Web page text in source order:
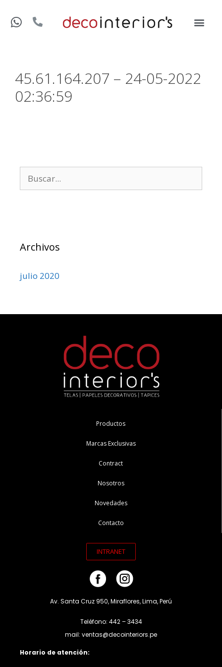
45.61.164.207 – 24-05-2022
02:36:59
Archivos
julio 2020
Productos
Marcas Exclusivas
Contract
Nosotros
Novedades
Contacto
INTRANET
Av. Santa Cruz 950, Miraflores, Lima, Perú
Teléfono: 442 – 3434
mail: ventas@decointeriors.pe
Horario de atención: